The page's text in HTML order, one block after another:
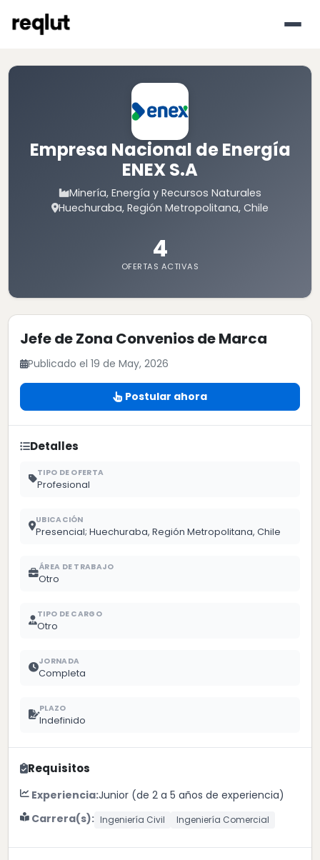
Empresa Nacional de Energía
ENEX S.A
Minería, Energía y Recursos Naturales
Huechuraba, Región Metropolitana, Chile
4
OFERTAS ACTIVAS
Jefe de Zona Convenios de Marca
Publicado el 19 de May, 2026
Postular ahora
Detalles
TIPO DE OFERTA
Profesional
UBICACIÓN
Presencial; Huechuraba, Región Metropolitana, Chile
ÁREA DE TRABAJO
Otro
TIPO DE CARGO
Otro
JORNADA
Completa
PLAZO
Indefinido
Requisitos
Experiencia:Junior (de 2 a 5 años de experiencia)
Carrera(s): Ingeniería Civil Ingeniería Comercial